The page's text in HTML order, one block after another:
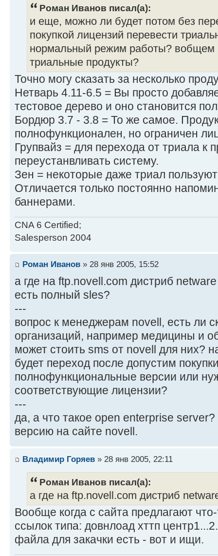
Роман Иванов писал(а):
и еще, можно ли будет потом без
покупкой лицензий перевести
нормальный режим работы? вобщем
триальные продукты?
Точно могу сказать за несколько
Нетварь 4.11-6.5 = Вы просто
тестовое дерево и оно становится
Бордюр 3.7 - 3.8 = То же самое.
полнофункционален, но ограничен
Групвайз = для перехода от триала к
переустанвливать систему.
Зен = некоторые даже триал
Отличается только постоянно
баннерами.
CNA 6 Certified;
Salesperson 2004
Роман Иванов » 28 янв 2005, 15:52
а где на ftp.novell.com дистриб
есть полный sles?
---
вопрос к менеджерам novell, есть ли
организаций, например медицины и
может стоить sms от novell для них?
будет переход после допустим
полнофункциональные версии или
соответствующие лицензии?
---
да, а что такое open enterprise server?
версию на сайте novell.
Владимир Горяев » 28 янв 2005, 22:11
Роман Иванов писал(а):
а где на ftp.novell.com дистриб
Вообще когда с сайта предлагают
ссылок типа: довнлоад хттп
файла для закачки есть - вот и ищи.